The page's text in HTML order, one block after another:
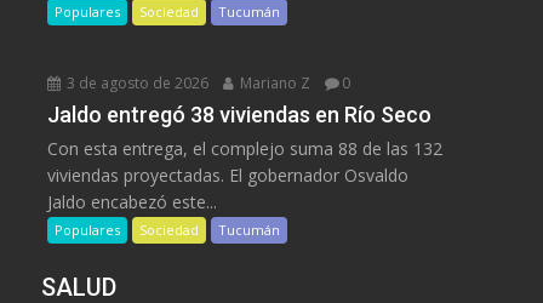
Populares Sociedad Tucumán
3 de agosto de 2026 Mariano Z 0
Jaldo entregó 38 viviendas en Río Seco
Con esta entrega, el complejo suma 88 de las 132
viviendas proyectadas. El gobernador Osvaldo
Jaldo encabezó este...
Populares Sociedad Tucumán
SALUD